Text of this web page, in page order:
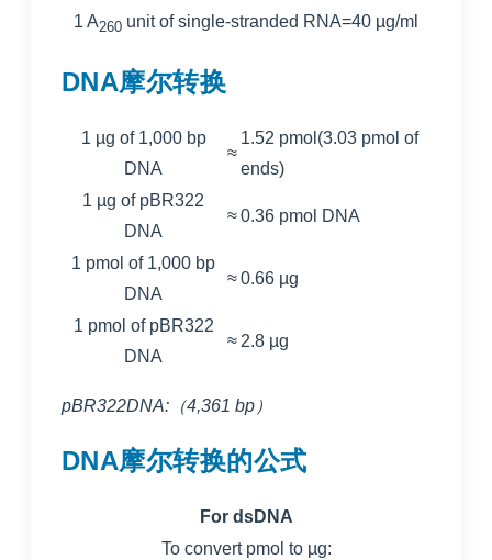
1 A260 unit of single-stranded RNA=40 µg/ml
DNA摩尔转换
1 µg of 1,000 bp
DNA
≈
1.52 pmol(3.03 pmol of
ends)
1 µg of pBR322
DNA
≈0.36 pmol DNA
1 pmol of 1,000 bp
DNA
≈0.66 µg
1 pmol of pBR322
DNA
≈ 2.8 µg
pBR322DNA:（4,361 bp）
DNA摩尔转换的公式
For dsDNA
To convert pmol to µg: